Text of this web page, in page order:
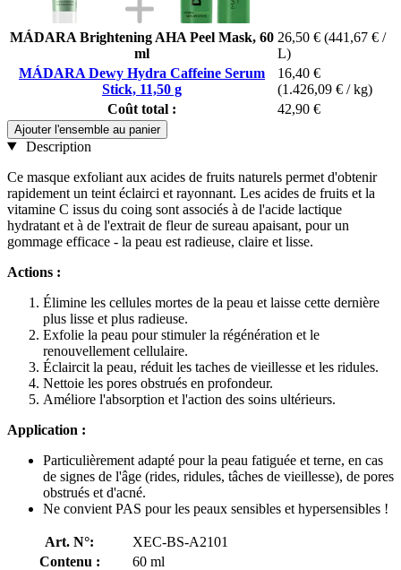
MÁDARA Brightening AHA Peel Mask, 60
ml
26,50 € (441,67 € /
L)
MÁDARA Dewy Hydra Caffeine Serum
Stick, 11,50 g
16,40 €
(1.426,09 € / kg)
Coût total :
42,90 €
Ajouter l'ensemble au panier
Description
Ce masque exfoliant aux acides de fruits naturels permet d'obtenir
rapidement un teint éclairci et rayonnant. Les acides de fruits et la
vitamine C issus du coing sont associés à de l'acide lactique
hydratant et à de l'extrait de fleur de sureau apaisant, pour un
gommage efficace - la peau est radieuse, claire et lisse.
Actions :
Élimine les cellules mortes de la peau et laisse cette dernière
plus lisse et plus radieuse.
Exfolie la peau pour stimuler la régénération et le
renouvellement cellulaire.
Éclaircit la peau, réduit les taches de vieillesse et les ridules.
Nettoie les pores obstrués en profondeur.
Améliore l'absorption et l'action des soins ultérieurs.
Application :
Particulièrement adapté pour la peau fatiguée et terne, en cas
de signes de l'âge (rides, ridules, tâches de vieillesse), de pores
obstrués et d'acné.
Ne convient PAS pour les peaux sensibles et hypersensibles !
Art. N°:
XEC-BS-A2101
Contenu :
60 ml